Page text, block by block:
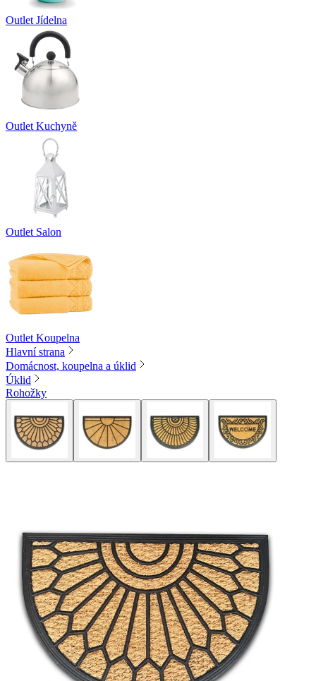
Outlet Jídelna
Outlet Kuchyně
Outlet Salon
Outlet Koupelna
Hlavní strana
Domácnost, koupelna a úklid
Úklid
Rohožky